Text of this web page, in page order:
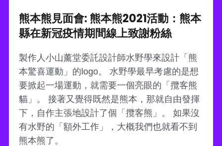
熊本熊見面會: 熊本熊2021活動：熊本
縣在新冠疫情期間線上致謝粉絲
製作人小山薰堂委託設計師水野學來設計「熊
本驚喜運動」的logo。 水野學最早考慮的是想
要掀起一場運動，就需要一個亮眼的「攬客熊
貓」。 接著又覺得既然是熊本，那就自由發揮
下，自作主張地設計了個「攬客熊」。 如果沒
有水野的「額外工作」，大概我們也就看不到
熊本熊了。